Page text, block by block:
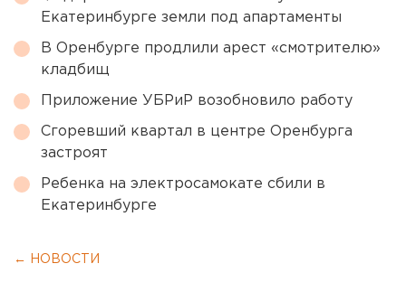
Екатеринбурге земли под апартаменты
В Оренбурге продлили арест «смотрителю»
кладбищ
Приложение УБРиР возобновило работу
Сгоревший квартал в центре Оренбурга
застроят
Ребенка на электросамокате сбили в
Екатеринбурге
← НОВОСТИ